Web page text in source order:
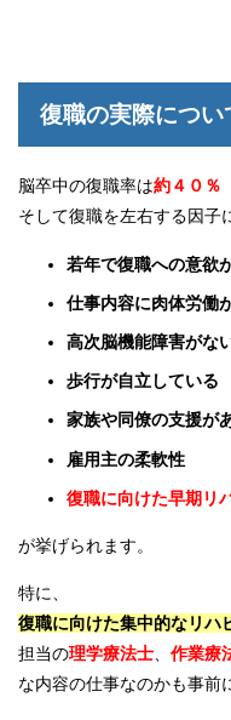
復職の実際につい
脳卒中の復職率は約４０％
そして復職を左右する因子
若年で復職への意欲
仕事内容に肉体労働
高次脳機能障害がな
歩行が自立している
家族や同僚の支援が
雇用主の柔軟性
復職に向けた早期リ
が挙げられます。
特に、
復職に向けた集中的なリハ
担当の理学療法士、 作業療
な内容の仕事なのかも事前